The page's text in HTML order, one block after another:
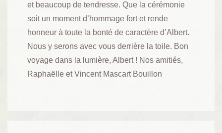
et beaucoup de tendresse. Que la cérémonie
soit un moment d’hommage fort et rende
honneur à toute la bonté de caractère d’Albert.
Nous y serons avec vous derrière la toile. Bon
voyage dans la lumière, Albert ! Nos amitiés,
Raphaëlle et Vincent Mascart Bouillon